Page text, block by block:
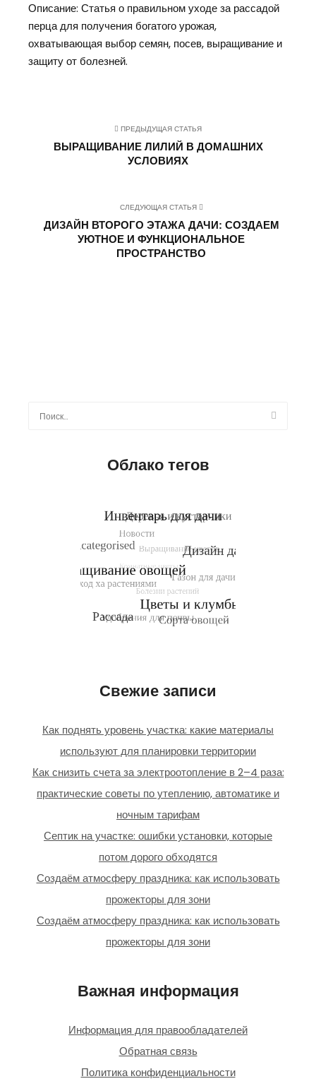
Описание: Статья о правильном уходе за рассадой
перца для получения богатого урожая,
охватывающая выбор семян, посев, выращивание и
защиту от болезней.
ПРЕДЫДУЩАЯ СТАТЬЯ
ВЫРАЩИВАНИЕ ЛИЛИЙ В ДОМАШНИХ
УСЛОВИЯХ
СЛЕДУЮЩАЯ СТАТЬЯ
ДИЗАЙН ВТОРОГО ЭТАЖА ДАЧИ: СОЗДАЕМ
УЮТНОЕ И ФУНКЦИОНАЛЬНОЕ
ПРОСТРАНСТВО
Найти:
Облако тегов
Свежие записи
Как поднять уровень участка: какие материалы
используют для планировки территории
Как снизить счета за электроотопление в 2–4 раза:
практические советы по утеплению, автоматике и
ночным тарифам
Септик на участке: ошибки установки, которые
потом дорого обходятся
Создаём атмосферу праздника: как использовать
прожекторы для зони
Создаём атмосферу праздника: как использовать
прожекторы для зони
Важная информация
Информация для правообладателей
Обратная связь
Политика конфиденциальности